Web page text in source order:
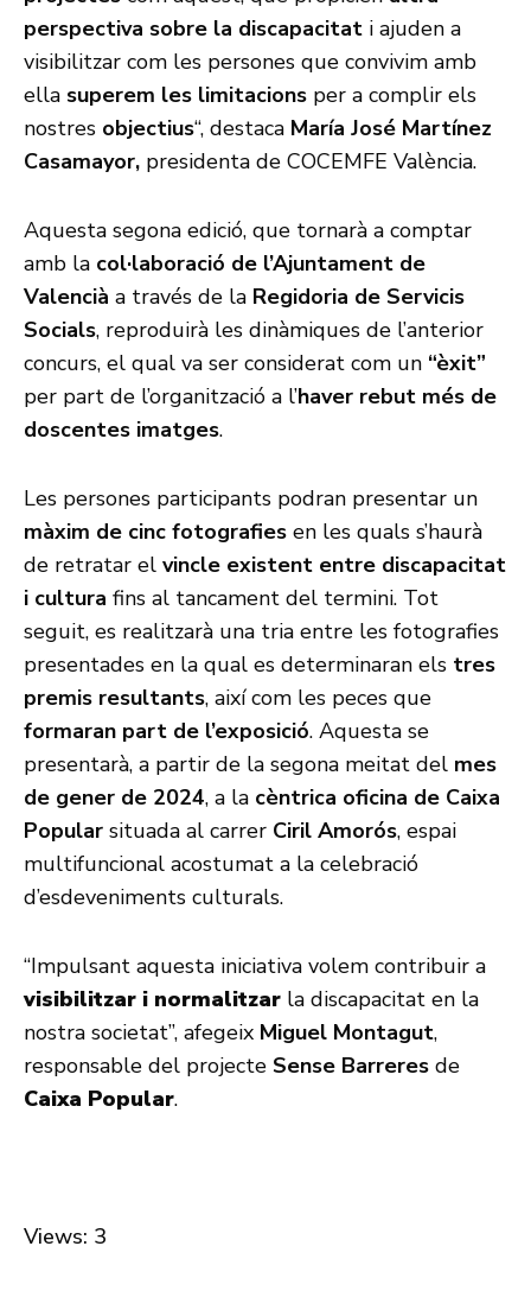
perspectiva sobre la discapacitat i ajuden a
visibilitzar com les persones que convivim amb
ella superem les limitacions per a complir els
nostres objectius“, destaca María José Martínez
Casamayor, presidenta de COCEMFE València.
Aquesta segona edició, que tornarà a comptar
amb la col·laboració de l’Ajuntament de
Valencià a través de la Regidoria de Servicis
Socials, reproduirà les dinàmiques de l’anterior
concurs, el qual va ser considerat com un “èxit”
per part de l’organització a l’haver rebut més de
doscentes imatges.
Les persones participants podran presentar un
màxim de cinc fotografies en les quals s’haurà
de retratar el vincle existent entre discapacitat
i cultura fins al tancament del termini. Tot
seguit, es realitzarà una tria entre les fotografies
presentades en la qual es determinaran els tres
premis resultants, així com les peces que
formaran part de l’exposició. Aquesta se
presentarà, a partir de la segona meitat del mes
de gener de 2024, a la cèntrica oficina de Caixa
Popular situada al carrer Ciril Amorós, espai
multifuncional acostumat a la celebració
d’esdeveniments culturals.
“Impulsant aquesta iniciativa volem contribuir a
visibilitzar i normalitzar la discapacitat en la
nostra societat”, afegeix Miguel Montagut,
responsable del projecte Sense Barreres de
Caixa Popular.
Views: 3